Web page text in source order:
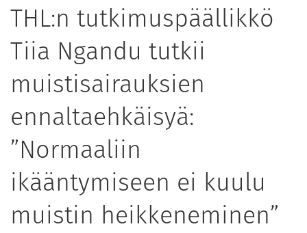
THL:n tutkimuspäällikkö
Tiia Ngandu tutkii
muistisairauksien
ennaltaehkäisyä:
”Normaaliin
ikääntymiseen ei kuulu
muistin heikkeneminen”